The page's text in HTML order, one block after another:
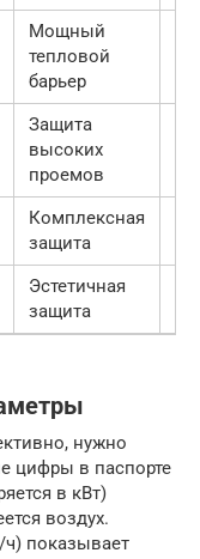
Мощный
тепловой
барьер
Защита
высоких
проемов
Комплексная
защита
Эстетичная
защита
нужно
цифры в паспорте
в кВт)
воздух.
ч) показывает